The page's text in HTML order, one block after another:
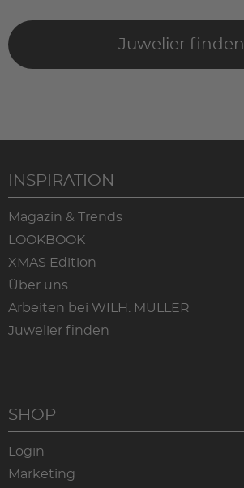
Juwelier finden
INSPIRATION
Magazin & Trends
LOOKBOOK
XMAS Edition
Über uns
Arbeiten bei WILH. MÜLLER
Juwelier finden
SHOP
Login
Marketing